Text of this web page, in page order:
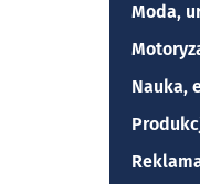
Moda,
Nauka,